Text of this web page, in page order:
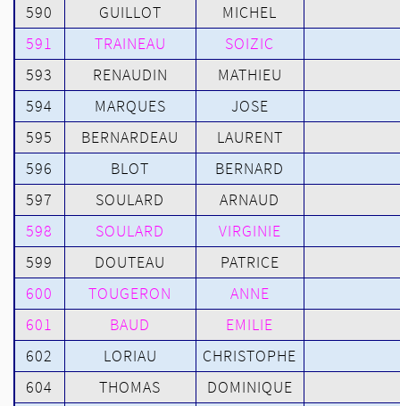
590
GUILLOT
MICHEL
591
TRAINEAU
SOIZIC
593
RENAUDIN
MATHIEU
594
MARQUES
JOSE
595
BERNARDEAU
LAURENT
596
BLOT
BERNARD
597
SOULARD
ARNAUD
598
SOULARD
VIRGINIE
599
DOUTEAU
PATRICE
600
TOUGERON
ANNE
601
BAUD
EMILIE
602
LORIAU
CHRISTOPHE
604
THOMAS
DOMINIQUE